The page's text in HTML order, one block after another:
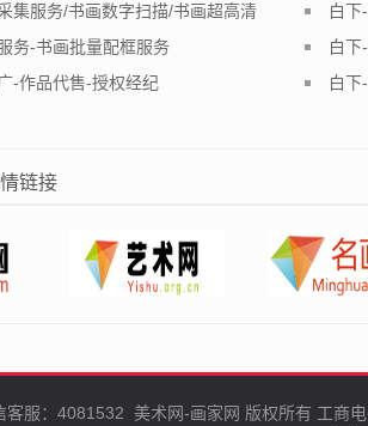
集服务/书画数字扫描/书画超高清
务-书画批量配框服务
-作品代售-授权经纪
白下
白下
白下
链接
客服：4081532 美术网-画家网 版权所有 工商